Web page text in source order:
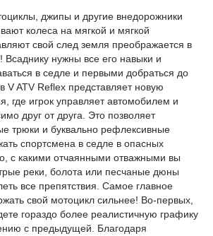
джипы и другие внедорожники
колеса на мягкой и мягкой
свой след земля преображается в
нужны все его навыки и
в седле и первыми добраться до
ATV Reflex представляет новую
где игрок управляет автомобилем и
друг от друга. Это позволяет
трюки и буквально рефлексивные
спортсмена в седле в опасных
с какими отчаянными отважными вы
реки, болота или песчаные дюны
все препятствия. Самое главное
свой мотоцикл сильнее! Во-первых,
гораздо более реалистичную графику
с предыдущей. Благодаря